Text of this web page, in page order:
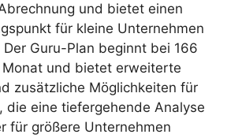
und bietet einen
für kleine Unternehmen
Der Guru-Plan beginnt bei 166
Monat und bietet erweiterte
zusätzliche Möglichkeiten für
die eine tiefergehende Analyse
für größere Unternehmen